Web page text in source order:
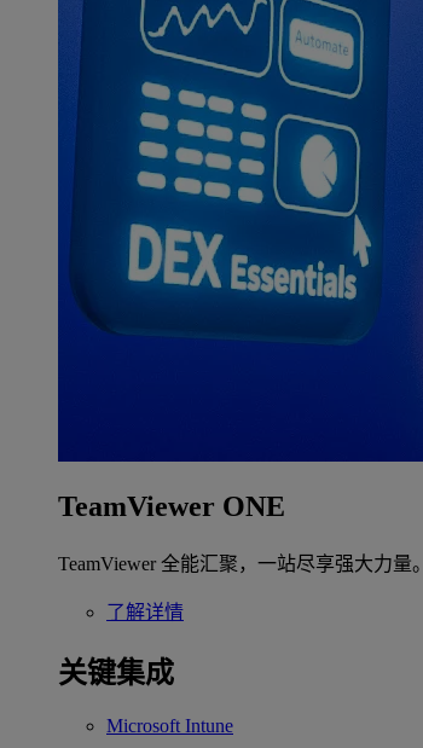
TeamViewer ONE
TeamViewer 全能汇聚，一站尽享强大力量。
了解详情
关键集成
Microsoft Intune